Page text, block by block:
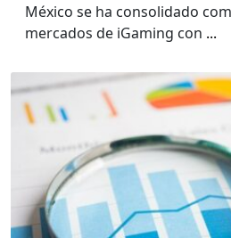
México se ha consolidado
mercados de iGaming con ...